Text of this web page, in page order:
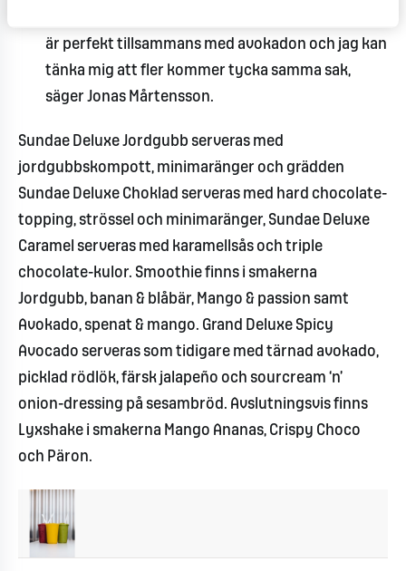
är perfekt tillsammans med avokadon och jag kan
tänka mig att fler kommer tycka samma sak,
säger Jonas Mårtensson.
Sundae Deluxe Jordgubb serveras med
jordgubbskompott, minimaränger och grädden
Sundae Deluxe Choklad serveras med hard chocolate-
topping, strössel och minimaränger, Sundae Deluxe
Caramel serveras med karamellsås och triple
chocolate-kulor. Smoothie finns i smakerna
Jordgubb, banan & blåbär, Mango & passion samt
Avokado, spenat & mango. Grand Deluxe Spicy
Avocado serveras som tidigare med tärnad avokado,
picklad rödlök, färsk jalapeño och sourcream ‘n’
onion-dressing på sesambröd. Avslutningsvis finns
Lyxshake i smakerna Mango Ananas, Crispy Choco
och Päron.